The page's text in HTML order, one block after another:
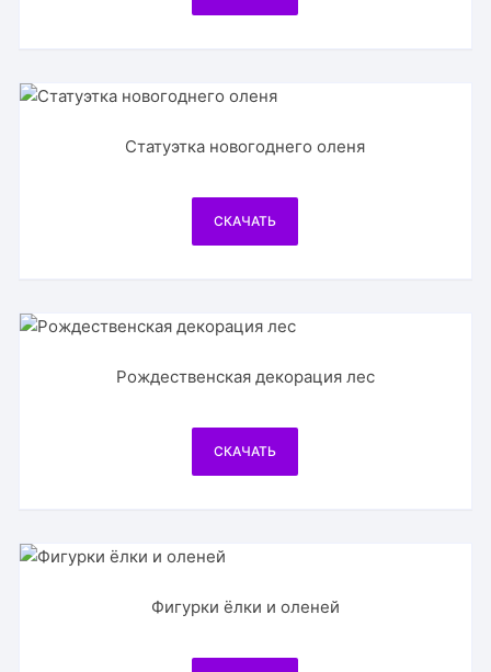
Статуэтка новогоднего оленя
СКАЧАТЬ
Рождественская декорация лес
СКАЧАТЬ
Фигурки ёлки и оленей